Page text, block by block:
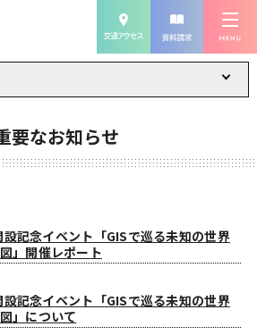
要なお知らせ
記念イベント「GISで巡る未知の世界
」開催レポート
記念イベント「GISで巡る未知の世界
」について